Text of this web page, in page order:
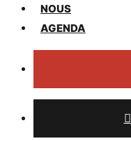
NOUS
AGENDA